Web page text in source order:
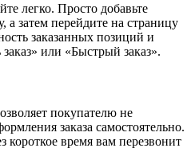
легко. Просто добавьте
а затем перейдите на страницу
заказанных позиций и
или «Быстрый заказ».
покупателю не
заказа самостоятельно.
короткое время вам перезвонит